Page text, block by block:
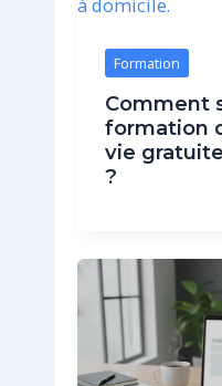
Formation
Comment
formation
vie
?